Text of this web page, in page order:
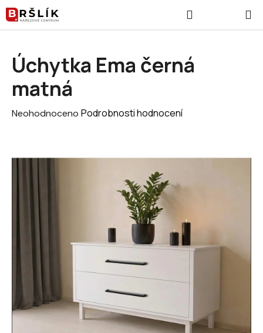
Přejít na obsah
Úchytka Ema černá
matná
Průměrné hodnocení produktu je 0,0 z 5 hvězdiček.
Neohodnoceno Podrobnosti hodnocení